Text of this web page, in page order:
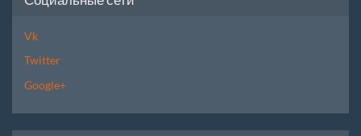
Vk
Twitter
Google+